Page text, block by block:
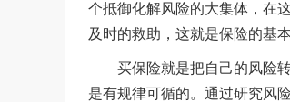
个抵御化解风险的大集体，在
及时的救助，这就是保险的基本
买保险就是把自己的风险转
是有规律可循的。通过研究风